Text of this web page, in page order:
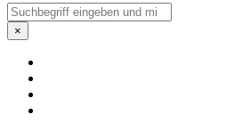
Suchen
×